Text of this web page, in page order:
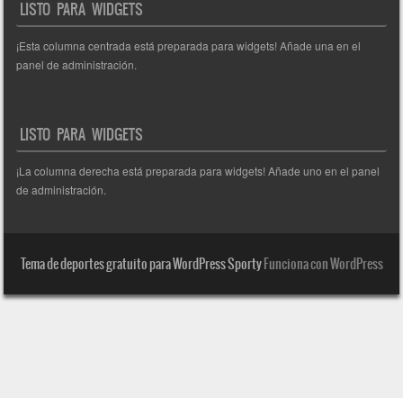
LISTO PARA WIDGETS
¡Esta columna centrada está preparada para widgets! Añade una en el
panel de administración.
LISTO PARA WIDGETS
¡La columna derecha está preparada para widgets! Añade uno en el panel
de administración.
Tema de deportes gratuito para WordPress SportyFunciona con WordPress